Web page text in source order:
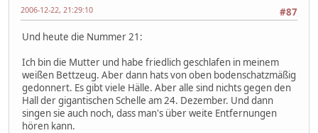
#87
2006-12-22, 21:29:10
Und heute die Nummer 21:
Ich bin die Mutter und habe friedlich geschlafen in meinem
weißen Bettzeug. Aber dann hats von oben bodenschatzmäßig
gedonnert. Es gibt viele Hälle. Aber alle sind nichts gegen den
Hall der gigantischen Schelle am 24. Dezember. Und dann
singen sie auch noch, dass man's über weite Entfernungen
hören kann.